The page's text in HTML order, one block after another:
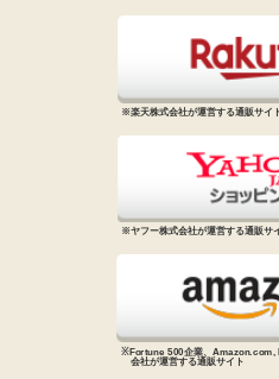
※楽天株式会社が運営する通販サイ
※ヤフー株式会社が運営する通販サ
※Fortune 500企業、Amazon.com,
会社が運営する通販サイト